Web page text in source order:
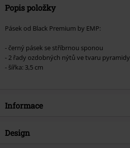
Popis položky
Pásek od Black Premium by EMP:
- černý pásek se stříbrnou sponou
- 2 řady ozdobných nýtů ve tvaru pyramidy
- šířka: 3,5 cm
Informace
Zboží č.
Design